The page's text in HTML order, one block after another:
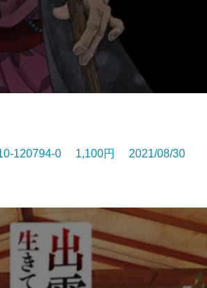
120794-0 1,100円 2021/08/30